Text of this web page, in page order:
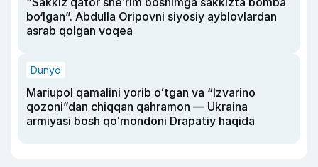
bo‘lgan”. Abdulla Oripovni siyosiy ayblovlardan
asrab qolgan voqea
Dunyo
Mariupol qamalini yorib oʻtgan va “Izvarino
qozoni”dan chiqqan qahramon — Ukraina
armiyasi bosh qoʻmondoni Drapatiy haqida